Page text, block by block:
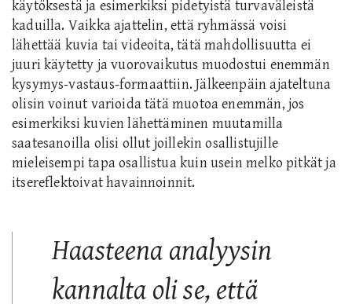
käytöksestä ja esimerkiksi pidetyistä turvaväleistä
kaduilla. Vaikka ajattelin, että ryhmässä voisi
lähettää kuvia tai videoita, tätä mahdollisuutta ei
juuri käytetty ja vuorovaikutus muodostui enemmän
kysymys-vastaus-formaattiin. Jälkeenpäin ajateltuna
olisin voinut varioida tätä muotoa enemmän, jos
esimerkiksi kuvien lähettäminen muutamilla
saatesanoilla olisi ollut joillekin osallistujille
mieleisempi tapa osallistua kuin usein melko pitkät ja
itsereflektoivat havainnoinnit.
Haasteena analyysin
kannalta oli se, että